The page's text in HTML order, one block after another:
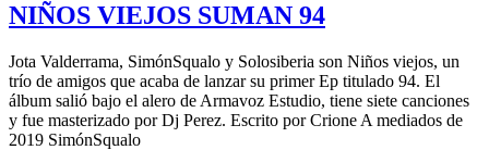
NIÑOS VIEJOS SUMAN 94
Jota Valderrama, SimónSqualo y Solosiberia son Niños viejos, un
trío de amigos que acaba de lanzar su primer Ep titulado 94. El
álbum salió bajo el alero de Armavoz Estudio, tiene siete canciones
y fue masterizado por Dj Perez. Escrito por Crione A mediados de
2019 SimónSqualo